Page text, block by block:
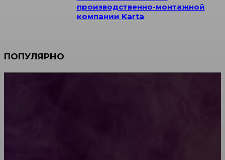
производственно-монтажной
компании Karta
ПОПУЛЯРНО